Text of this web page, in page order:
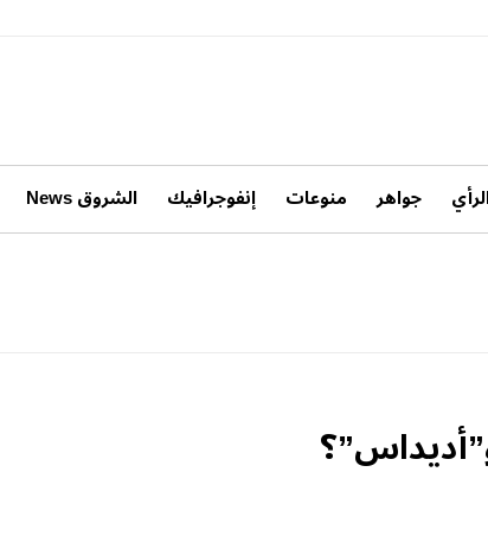
جواهر منوعات إنفوجرافيك الشروق News